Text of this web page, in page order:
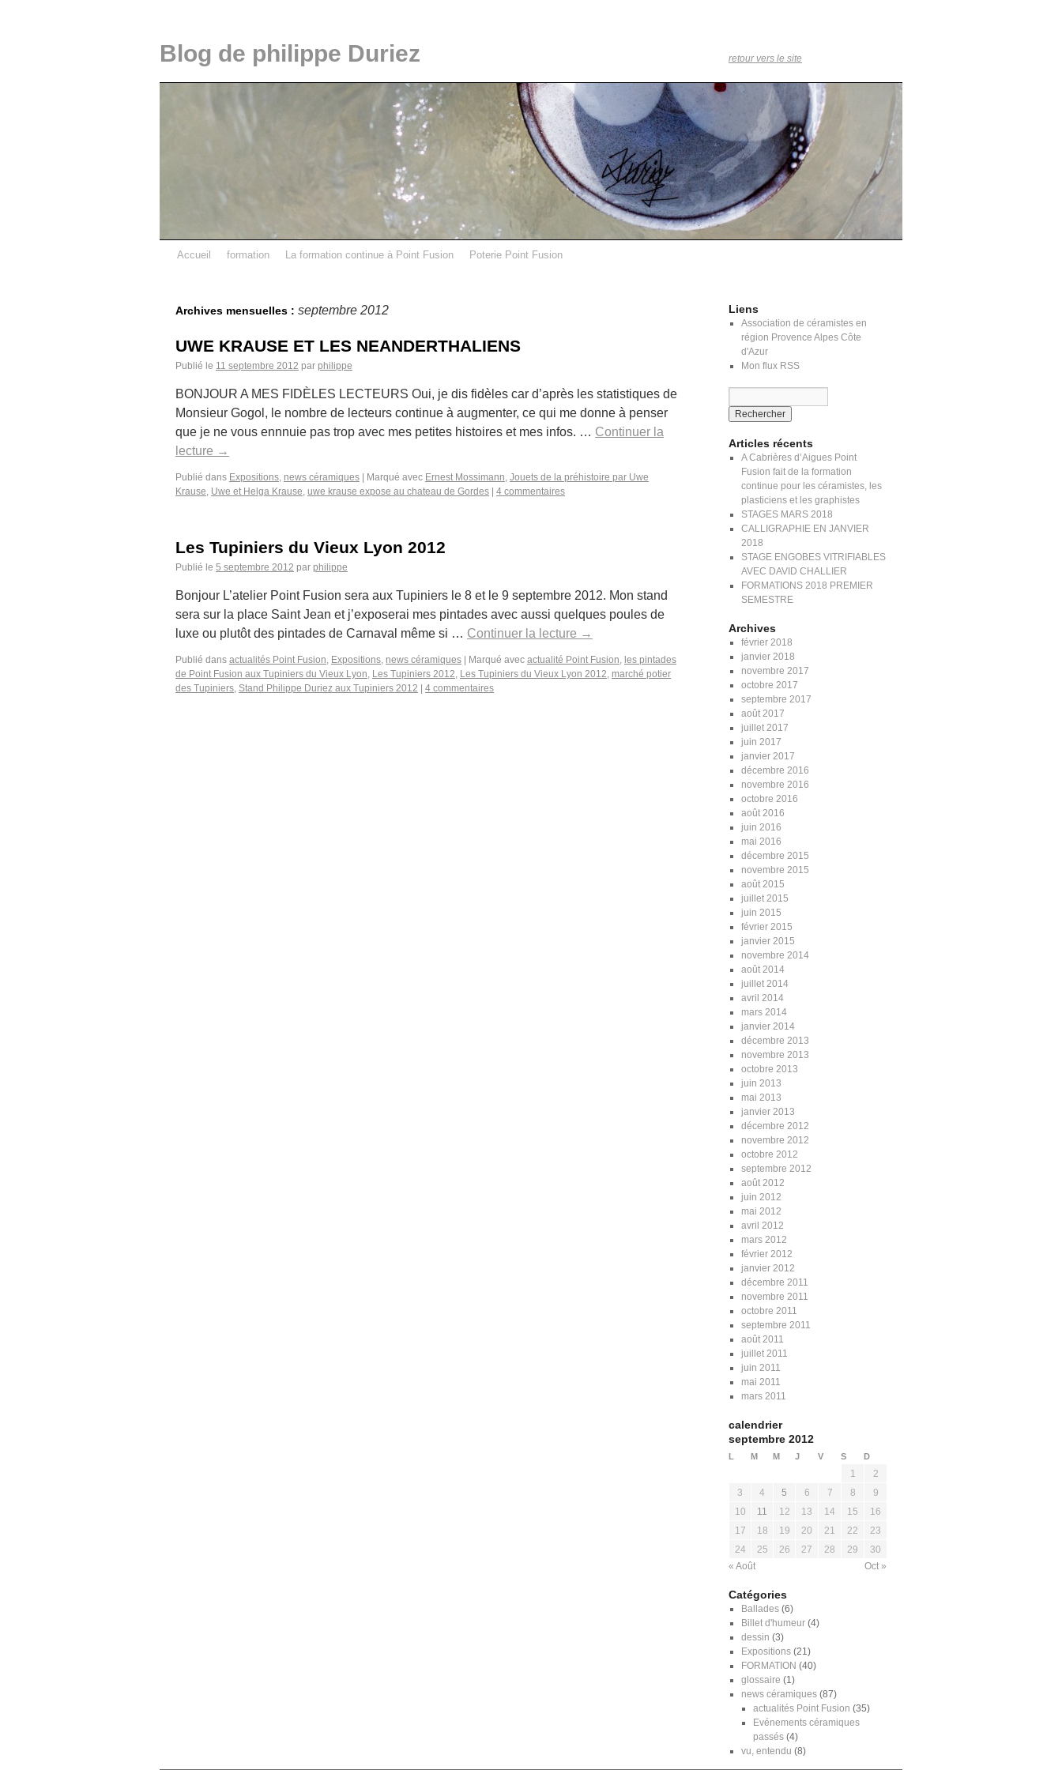
Blog de philippe Duriez retour vers le site
Accueil formation La formation continue à Point Fusion Poterie Point Fusion
Archives mensuelles : septembre 2012
UWE KRAUSE ET LES NEANDERTHALIENS
Publié le 11 septembre 2012 par philippe
BONJOUR A MES FIDÈLES LECTEURS Oui, je dis fidèles car d’après les statistiques de
Monsieur Gogol, le nombre de lecteurs continue à augmenter, ce qui me donne à penser
que je ne vous ennnuie pas trop avec mes petites histoires et mes infos. … Continuer la
lecture →
Publié dans Expositions, news céramiques Marqué avec Ernest Mossimann, Jouets de la préhistoire par Uwe
Krause, Uwe et Helga Krause, uwe krause expose au chateau de Gordes 4 commentaires
Les Tupiniers du Vieux Lyon 2012
Publié le 5 septembre 2012 par philippe
Bonjour L’atelier Point Fusion sera aux Tupiniers le 8 et le 9 septembre 2012. Mon stand
sera sur la place Saint Jean et j’exposerai mes pintades avec aussi quelques poules de
luxe ou plutôt des pintades de Carnaval même si … Continuer la lecture →
Publié dans actualités Point Fusion, Expositions, news céramiques Marqué avec actualité Point Fusion, les pintades
de Point Fusion aux Tupiniers du Vieux Lyon, Les Tupiniers 2012, Les Tupiniers du Vieux Lyon 2012, marché potier
des Tupiniers, Stand Philippe Duriez aux Tupiniers 2012 4 commentaires
Liens
Association de céramistes en
région Provence Alpes Côte
d'Azur
Mon flux RSS
Articles récents
A Cabrières d’Aigues Point
Fusion fait de la formation
continue pour les céramistes, les
plasticiens et les graphistes
STAGES MARS 2018
CALLIGRAPHIE EN JANVIER
2018
STAGE ENGOBES VITRIFIABLES
AVEC DAVID CHALLIER
FORMATIONS 2018 PREMIER
SEMESTRE
Archives
février 2018
janvier 2018
novembre 2017
octobre 2017
septembre 2017
août 2017
juillet 2017
juin 2017
janvier 2017
décembre 2016
novembre 2016
octobre 2016
août 2016
juin 2016
mai 2016
décembre 2015
novembre 2015
août 2015
juillet 2015
juin 2015
février 2015
janvier 2015
novembre 2014
août 2014
juillet 2014
avril 2014
mars 2014
janvier 2014
décembre 2013
novembre 2013
octobre 2013
juin 2013
mai 2013
janvier 2013
décembre 2012
novembre 2012
octobre 2012
septembre 2012
août 2012
juin 2012
mai 2012
avril 2012
mars 2012
février 2012
janvier 2012
décembre 2011
novembre 2011
octobre 2011
septembre 2011
août 2011
juillet 2011
juin 2011
mai 2011
mars 2011
calendrier
septembre 2012
L M M J V S D
« Août Oct »
1
2
3
4 5 6 7 8
9
10
11 12 13 14 15
16
17
18 19 20 21 22
23
24
25 26 27 28 29 30
Catégories
Ballades(6)
Billet d'humeur(4)
dessin (3)
Expositions(21)
FORMATION (40)
glossaire (1)
news céramiques(87)
actualités Point Fusion (35)
Evénements céramiques
passés (4)
vu, entendu (8)